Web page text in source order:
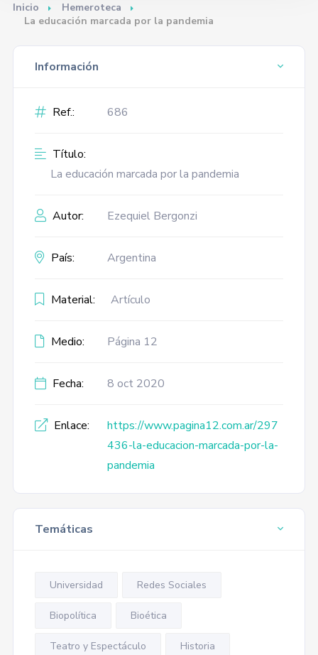
Inicio
Hemeroteca
La educación marcada por la pandemia
Información
Ref.: 686
Título:
La educación marcada por la pandemia
Autor: Ezequiel Bergonzi
País: Argentina
Material: Artículo
Medio: Página 12
Fecha: 8 oct 2020
Enlace:
https://www.pagina12.com.ar/297
436-la-educacion-marcada-por-la-
pandemia
Temáticas
Universidad Redes Sociales
Biopolítica Bioética
Teatro y Espectáculo Historia